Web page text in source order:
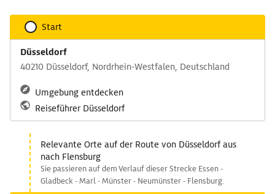
Start
Düsseldorf
40210 Düsseldorf, Nordrhein-Westfalen, Deutschland
Umgebung entdecken
Reiseführer Düsseldorf
Relevante Orte auf der Route von Düsseldorf aus
nach Flensburg
Sie passieren auf dem Verlauf dieser Strecke Essen -
Gladbeck - Marl - Münster - Neumünster - Flensburg.